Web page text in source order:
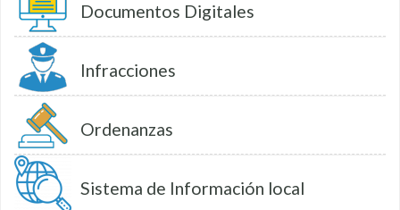
Documentos Digitales
Infracciones
Ordenanzas
Sistema de Información local